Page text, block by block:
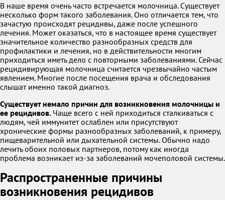
В наше время очень часто встречается молочница. Существует
несколько форм такого заболевания. Оно отличается тем, что
зачастую происходят рецидивы, даже после успешного
лечения. Может оказаться, что в настоящее время существует
значительное количество разнообразных средств для
профилактики и лечения, но в действительности многим
приходиться иметь дело с повторными заболеваниями. Сейчас
рецидивирующая молочница считается чрезвычайно частым
явлением. Многие после посещения врача и обследования
слышат именно такой диагноз.
Существует немало причин для возникновения молочницы и
ее рецидивов. Чаще всего с ней приходиться сталкиваться с
людям, чей иммунитет ослаблен или присутствуют
хронические формы разнообразных заболеваний, к примеру,
пищеварительной или дыхательной системы. Обычно надо
лечить обоих половых партнеров, потому как иногда
проблема возникает из-за заболеваний мочеполовой системы.
Распространенные причины
возникновения рецидивов